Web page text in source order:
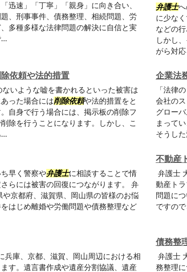
迅速」「丁寧」「親身」に向き合い、
、刑事事件、債務整理、相続問題、労
多種多様な法律問題の解決に自信と実
弁護士
に少な
などの
しかし
がら対
依頼や法的措置
いような嘘を書かれるといった被害は
った場合には削除依頼や法的措置をと
自身で行う場合には、掲示板の削除フ
除を行うことになります。しかし、こ
企業法
「法律
会社の
グロー
まって
そうし
早く警察や弁護士に相談することで情
らには被害の回復につながります。 弁
や京都府、滋賀県、岡山県の皆様のお悩
はじめ離婚や労働問題や債務整理など
不動産
弁護士
動産ト
問題に
ですの
兵庫、京都、滋賀、岡山周辺における相
す。遺言書作成や遺産分割協議、遺産
債務整
弁護士
務整理